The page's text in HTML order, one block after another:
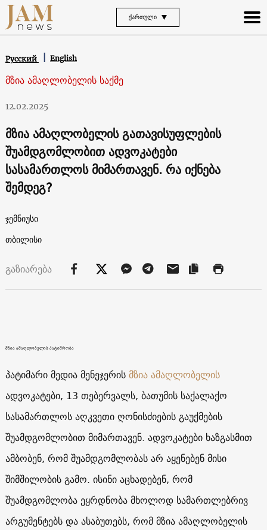
ᲥᲐᲠᲗᲣᲚᲘ
Русский English
მზია ამაღლობელის საქმე
12.02.2025
მზია ამაღლობელის გათავისუფლების
შუამდგომლობით ადვოკატები
სასამართლოს მიმართავენ. რა იქნება
შემდეგ?
ჯემნიუსი
თბილისი
გაზიარება
მზია ამაღლობელის პატიმრობა
პატიმარი მედია მენეჯერისმზია ამაღლობელის
ადვოკატები, 13 თებერვალს, ბათუმის საქალაქო
სასამართლოს აღკვეთი ღონისძიების გაუქმების
შუამდგომლობით მიმართავენ. ადვოკატები ხაზგასმით
ამბობენ, რომ შუამდგომლობას არ აყენებენ მისი
შიმშილობის გამო. ისინი აცხადებენ, რომ
შუამდგომლობა ეყრდნობა მხოლოდ სამართლებრივ
არგუმენტებს და ასაბუთებს, რომ მზია ამაღლობელის